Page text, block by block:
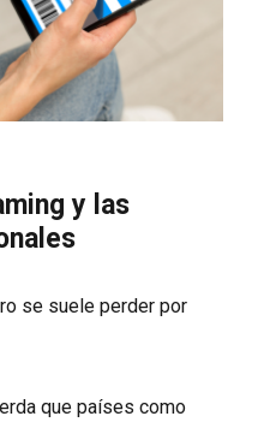
y las
se suele perder por
que países como